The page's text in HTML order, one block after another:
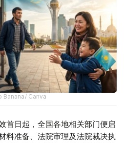
Canva
首日起，全国各地相关部门便启
料准备、法院审理及法院裁决执